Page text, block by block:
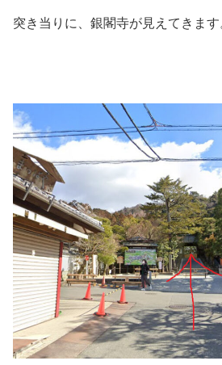
突き当りに、銀閣寺が見えてきます